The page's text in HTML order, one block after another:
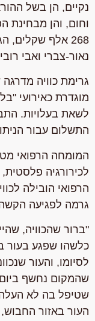
נקיים, הן בשל
וחום, והן
268 אלף שקלים,
נאור-צברי ואבי
גרימת כוויה
מוגדרת כאירועי
לשאת בעלויות.
התשלום עבור
המומחה הרפואי
לכירורגיה
גרמה לפגיעה
"ברור שהכוויה,
כלשהו שפגע בעור
לסיומו, והעור
שהמקום נחשף
שטיפל בה לא
העור באזור